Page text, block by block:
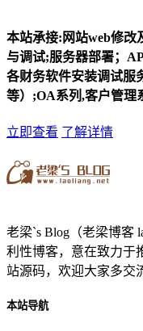
本站承接:网站web修改
与调试;服务器部署；
各财务软件安装调试服
等）;OA系列,客户管理
立即查看 了解详情
老梁`s Blog（老梁博客
利性博客，意在致力于
站源码，欢迎大家多交
本站导航